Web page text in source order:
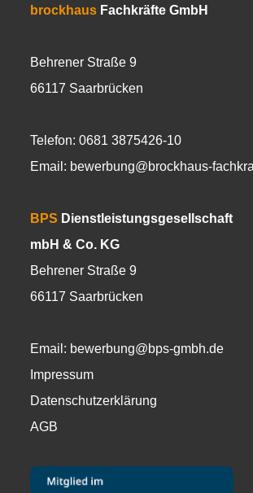
brockhaus Fachkräfte GmbH
Behrener Straße 9
66117 Saarbrücken
Telefon: 0681 3875426-10
Email: bewerbung@brockhaus-
BPS Dienstleistungsgesellschaft
mbH & Co. KG
Behrener Straße 9
66117 Saarbrücken
Email: bewerbung@bps-gmbh.de
Impressum
Datenschutzerklärung
AGB